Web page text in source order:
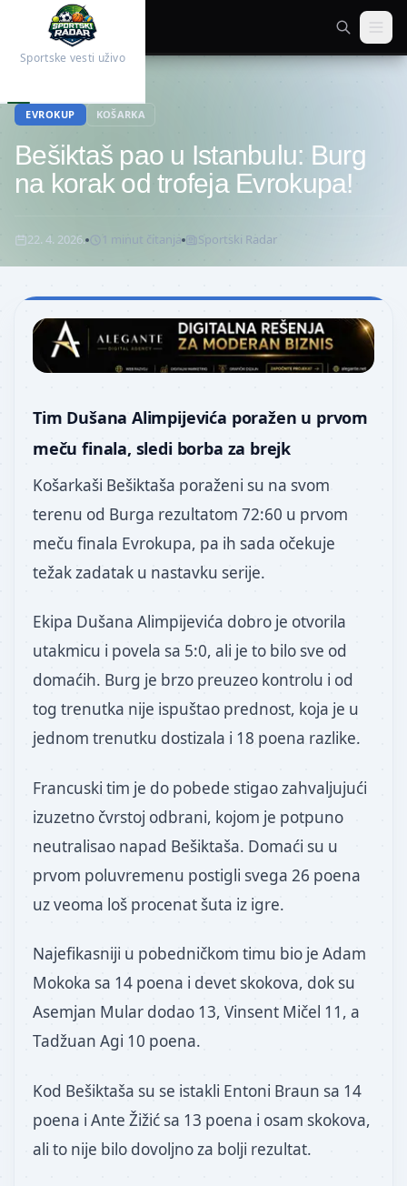
Sportske vesti uživo
EVROKUP KOŠARKA
Bešiktaš pao u Istanbulu: Burg
na korak od trofeja Evrokupa!
22. 4. 2026. 1 minut čitanja Sportski Radar
Tim Dušana Alimpijevića poražen u prvom
meču finala, sledi borba za brejk
Košarkaši Bešiktaša poraženi su na svom
terenu od Burga rezultatom 72:60 u prvom
meču finala Evrokupa, pa ih sada očekuje
težak zadatak u nastavku serije.
Ekipa Dušana Alimpijevića dobro je otvorila
utakmicu i povela sa 5:0, ali je to bilo sve od
domaćih. Burg je brzo preuzeo kontrolu i od
tog trenutka nije ispuštao prednost, koja je u
jednom trenutku dostizala i 18 poena razlike.
Francuski tim je do pobede stigao zahvaljujući
izuzetno čvrstoj odbrani, kojom je potpuno
neutralisao napad Bešiktaša. Domaći su u
prvom poluvremenu postigli svega 26 poena
uz veoma loš procenat šuta iz igre.
Najefikasniji u pobedničkom timu bio je Adam
Mokoka sa 14 poena i devet skokova, dok su
Asemjan Mular dodao 13, Vinsent Mičel 11, a
Tadžuan Agi 10 poena.
Kod Bešiktaša su se istakli Entoni Braun sa 14
poena i Ante Žižić sa 13 poena i osam skokova,
ali to nije bilo dovoljno za bolji rezultat.